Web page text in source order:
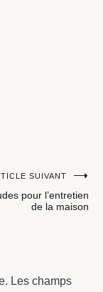
SUIVANT
pour l’entretien
de la maison
Les champs